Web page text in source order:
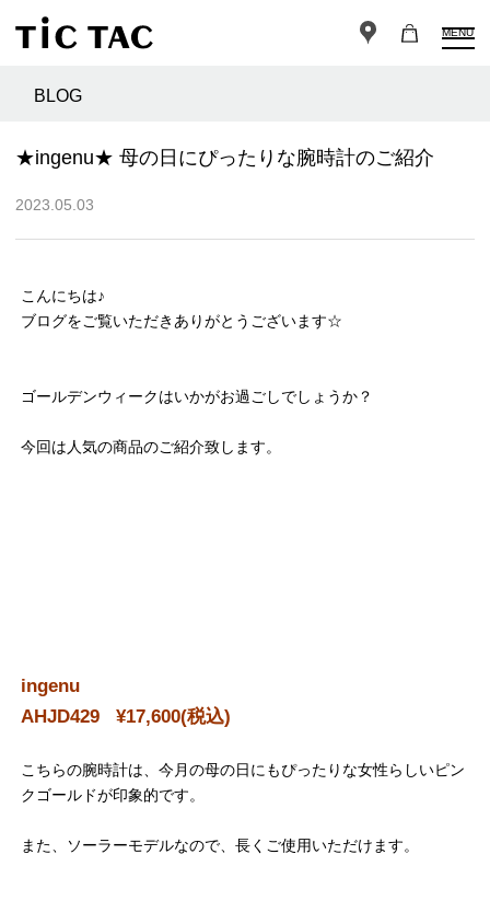
MENU
BLOG
★ingenu★ 母の日にぴったりな腕時計のご紹介
2023.05.03
こんにちは♪
ブログをご覧いただきありがとうございます☆
ゴールデンウィークはいかがお過ごしでしょうか？
今回は人気の商品のご紹介致します。
ingenu
AHJD429 ¥17,600(税込)
こちらの腕時計は、今月の母の日にもぴったりな女性らしいピン
クゴールドが印象的です。
また、ソーラーモデルなので、長くご使用いただけます。